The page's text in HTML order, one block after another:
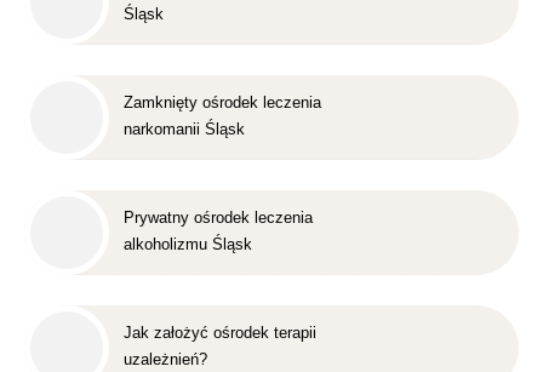
Śląsk
Zamknięty ośrodek leczenia
narkomanii Śląsk
Prywatny ośrodek leczenia
alkoholizmu Śląsk
Jak założyć ośrodek terapii
uzależnień?